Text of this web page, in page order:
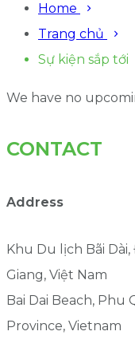
Home
Trang chủ
Sự kiện sắp tới
We have no
CONTACT
Address
Khu Du lịch Bãi
Giang, Việt Nam
Bai Dai Beach, Phu
Province, Vietnam